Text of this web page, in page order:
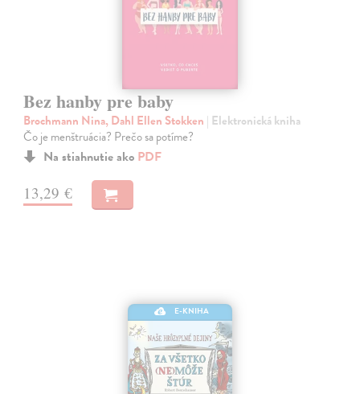
Bez hanby pre baby
Brochmann Nina, Dahl Ellen Stokken | Elektronická kniha
Čo je menštruácia? Prečo sa potíme?
Na stiahnutie ako PDF
13,29 €
E-KNIHA